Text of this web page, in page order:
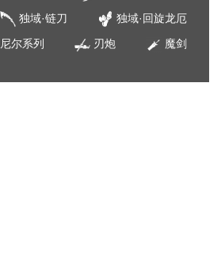
独域·链刀 独域·回旋龙厄
尼尔系列 刃炮 魔剑